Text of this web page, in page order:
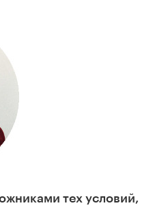
тех условий,